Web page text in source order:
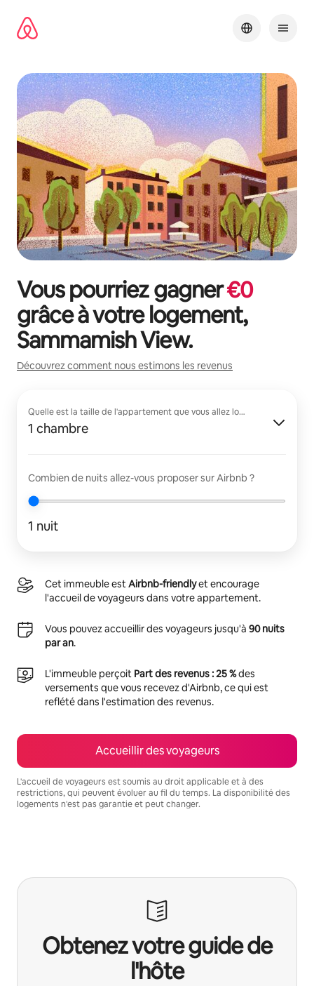
directement
Vous pourriez gagner€0
grâce à votre logement,
Sammamish View.
Découvrez comment nous estimons les revenus
Quelle est la taille de l'appartement que vous allez louer ?
1 chambre
Combien de nuits allez-vous proposer sur Airbnb ?
1 nuit
Cet immeuble estAirbnb-friendlyet encourage
l'accueil de voyageurs dans votre appartement.
Vous pouvez accueillir des voyageurs jusqu'à 90 nuits
par an.
L'immeuble perçoit Part des revenus : 25 %des
versements que vous recevez d'Airbnb, ce qui est
reflété dans l'estimation des revenus.
Accueillir des voyageurs
L'accueil de voyageurs est soumis au droit applicable et à des
restrictions, qui peuvent évoluer au fil du temps. La disponibilité des
logements n'est pas garantie et peut changer.
Obtenez votre guide de
l'hôte